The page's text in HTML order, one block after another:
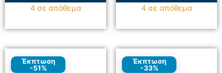
4 σε απόθεμα 4 σε απόθεμα
Έκπτωση
-51%
Έκπτωση
-33%